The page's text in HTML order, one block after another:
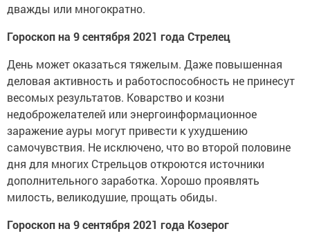
дважды или многократно.
Гороскоп на 9 сентября 2021 года Стрелец
День может оказаться тяжелым. Даже повышенная
деловая активность и работоспособность не принесут
весомых результатов. Коварство и козни
недоброжелателей или энергоинформационное
заражение ауры могут привести к ухудшению
самочувствия. Не исключено, что во второй половине
дня для многих Стрельцов откроются источники
дополнительного заработка. Хорошо проявлять
милость, великодушие, прощать обиды.
Гороскоп на 9 сентября 2021 года Козерог